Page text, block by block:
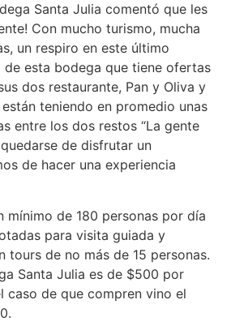
Santa Julia comentó que les
Con mucho turismo, mucha
un respiro en este último
de esta bodega que tiene ofertas
dos restaurante, Pan y Oliva y
teniendo en promedio unas
entre los dos restos “La gente
de disfrutar un
de hacer una experiencia
mínimo de 180 personas por día
para visita guiada y
tours de no más de 15 personas.
Santa Julia es de $500 por
caso de que compren vino el